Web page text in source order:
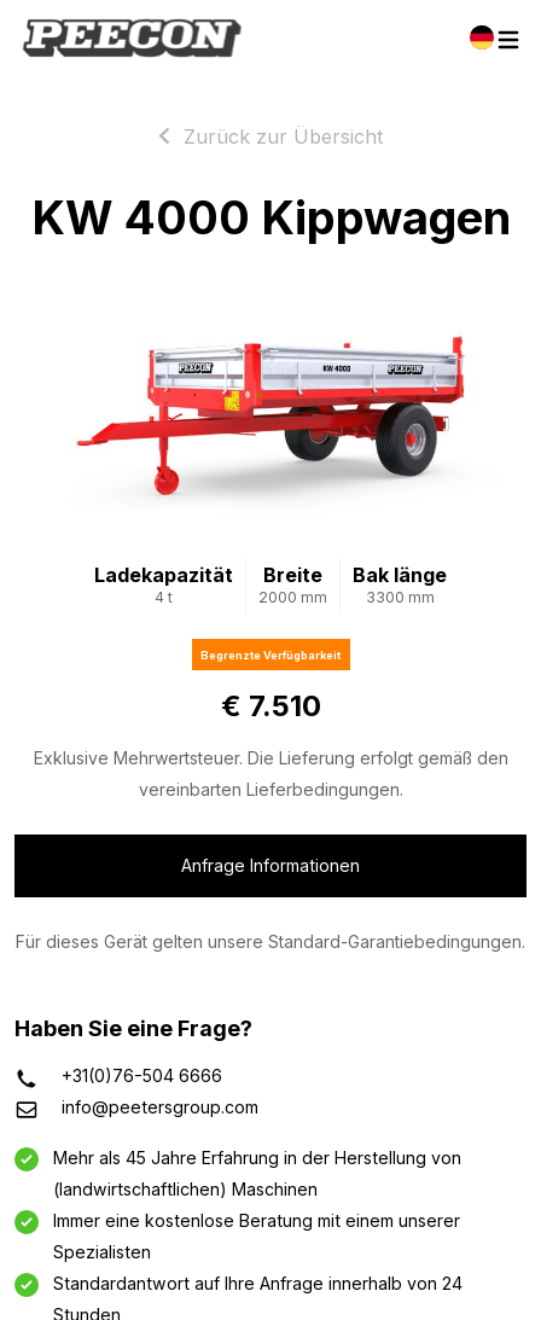
Zurück zur Übersicht
KW 4000 Kippwagen
Ladekapazität
4 t
Breite
2000 mm
Bak länge
3300 mm
Begrenzte Verfügbarkeit
€ 7.510
Exklusive Mehrwertsteuer. Die Lieferung erfolgt gemäß den
vereinbarten Lieferbedingungen.
Anfrage Informationen
Für dieses Gerät gelten unsere Standard-Garantiebedingungen.
Haben Sie eine Frage?
+31(0)76-504 6666
info@peetersgroup.com
Mehr als 45 Jahre Erfahrung in der Herstellung von
(landwirtschaftlichen) Maschinen
Immer eine kostenlose Beratung mit einem unserer
Spezialisten
Standardantwort auf Ihre Anfrage innerhalb von 24
Stunden